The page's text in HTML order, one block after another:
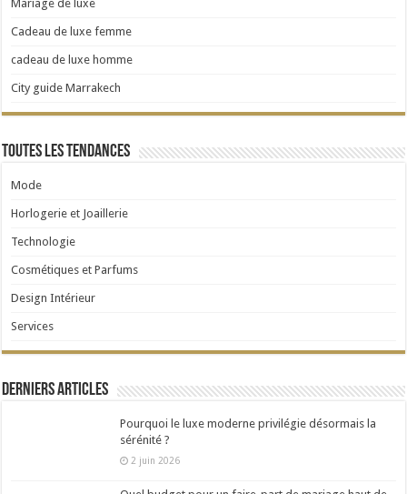
Mariage de luxe
Cadeau de luxe femme
cadeau de luxe homme
City guide Marrakech
Toutes les tendances
Mode
Horlogerie et Joaillerie
Technologie
Cosmétiques et Parfums
Design Intérieur
Services
Derniers articles
Pourquoi le luxe moderne privilégie désormais la
sérénité ?
2 juin 2026